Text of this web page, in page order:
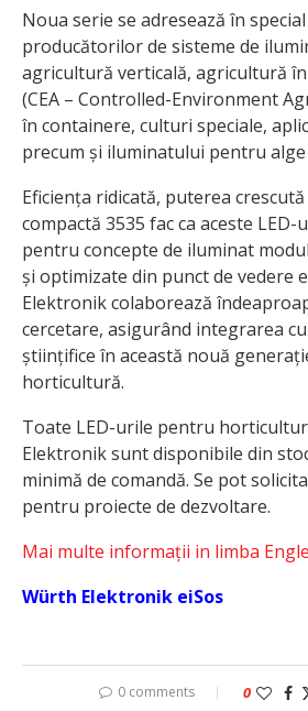
Noua serie se adresează în
producătorilor de sisteme de
agricultură verticală, agricultură
(CEA – Controlled-Environment
în containere, culturi speciale,
precum și iluminatului pentru alge
Eficiența ridicată, puterea
compactă 3535 fac ca aceste LED-
pentru concepte de iluminat
și optimizate din punct de vedere
Elektronik colaborează
cercetare, asigurând integrarea
științifice în această nouă
horticultură.
Toate LED-urile pentru
Elektronik sunt disponibile din
minimă de comandă. Se pot
pentru proiecte de dezvoltare.
Mai multe informații in limba
Würth Elektronik eiSos
0 comments 0